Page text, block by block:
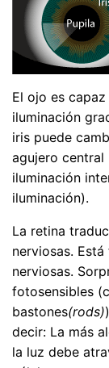
El ojo es
iluminación
iris puede
agujero central
iluminación
iluminación).
La retina
nerviosas.
nerviosas.
fotosensibles
bastones(rods)
decir: La más
la luz debe